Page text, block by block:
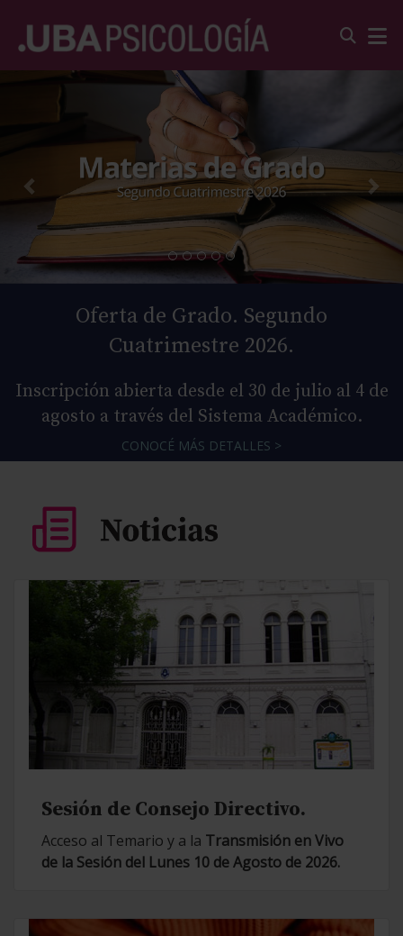
Oferta de Grado. Segundo
Cuatrimestre 2026.
Inscripción abierta desde el 30 de julio al 4 de
agosto a través del Sistema Académico.
CONOCÉ MÁS DETALLES >
Sesión de Consejo Directivo.
Acceso al Temario y a la Transmisión en Vivo
de la Sesión del Lunes 10 de Agosto de 2026.